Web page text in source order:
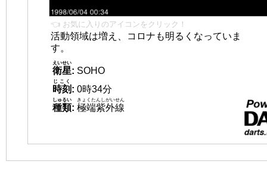
👈 お気に入りのアイコンをクリック！
活動領域は増え、コロナも明るくなっていま
す。
衛星
えいせい
: SOHO
時刻
じこく
: 0時34分
種類
しゅるい
: 極端紫外線
きょくたんしがいせん